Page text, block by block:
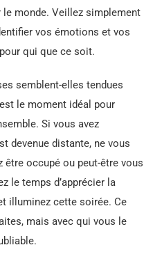
le monde. Veillez simplement
vos émotions et vos
qui que ce soit.
semblent-elles tendues
le moment idéal pour
Si vous avez
devenue distante, ne vous
occupé ou peut-être vous
le temps d’apprécier la
illuminez cette soirée. Ce
mais avec qui vous le